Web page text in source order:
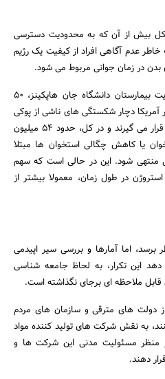
بیش از آن که به محدودیت دسترسی
خاطر عدم آگاهی افراد از کیفیت یک رژیم
در زمان جوانی مربوط می شود.
براساس آمارهای اعلام شده در سایت بیمارستان دانشگاه جان هاپکینز، 50
کشور آمریکا دچار شکستگی های ناشی از پوکی
استخوان می شوند یا در معرض آن قرار می گیرند و در کل، حدود 54 میلیون
یا کاهش چگالی استخوان ها مبتلا
شود. این در حالی است که سهم
در طول زمان، معمولا بیشتر از
اما آمارها و بررسی سیر اپیدمی
این تکرار، به لحاظ جامعه شناسی
قابل ملاحظه ای برجای نگذاشته است.
دولت های مترقی و سازمان های مردم
به نقش شرکت های تولید کننده مواد
منظر مسئولیت مدنی این شرکت ها و
دهند.